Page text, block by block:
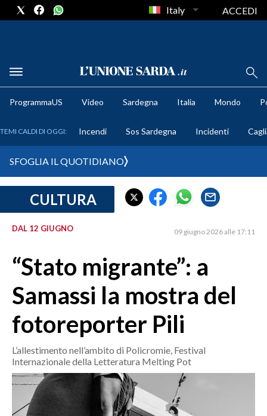
METEO
CRONACA SARDEGNA
SULCIS IGLESIENTE
MEDIO CAMPIDANO
ORISTANO E PROVINCIA
GALLURA
NUORO E PROVINCIA
OGLIASTRA
AGENDA
CRONACA
Italy ACCEDI
ProgrammaUS Video Sardegna Italia Mondo
TEMI CALDI DI OGGI: Incendi Sos Sardegna Incidenti
SFOGLIA IL QUOTIDIANO
CULTURA
DAL 12 GIUGNO 09 giugno 2026 alle 17:11
“Stato migrante”: a
Samassi la mostra del
fotoreporter Pili
L’allestimento nell’ambito di Policromie, Festival
Internazionale della Letteratura Melting Pot